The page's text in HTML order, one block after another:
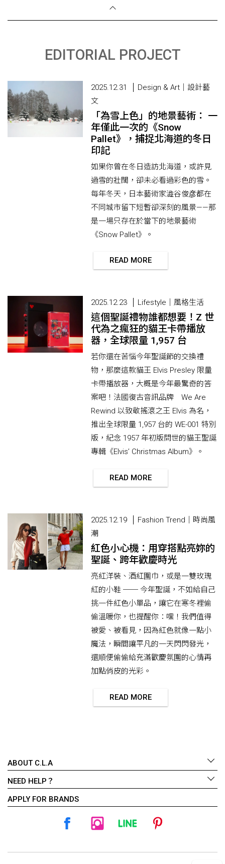
EDITORIAL PROJECT
2025.12.31
Design & Art｜設計藝
文
「為雪上色」的地景藝術： 一
年僅此一次的《Snow
Pallet》，捕捉北海道的冬日
印記
如果你曾在冬日造訪北海道，或許見
過雪的壯闊，卻未必看過彩色的雪。
每年冬天，日本藝術家澁谷俊彦都在
不同城市留下短暫卻深刻的風景——那
是一場只存在於當下的地景藝術
《Snow Pallet》。
READ MORE
2025.12.23 Lifestyle｜風格生活
這個聖誕禮物誰都想要！Z 世
代為之瘋狂的貓王卡帶播放
器，全球限量 1,957 台
若你還在苦惱今年聖誕節的交換禮
物，那麼這款貓王 Elvis Presley 限量
卡帶播放器，大概是今年最驚奇的答
案吧！法國復古音訊品牌 We Are
Rewind 以致敬搖滾之王 Elvis 為名，
推出全球限量 1,957 台的 WE-001 特別
版，紀念 1957 年初版問世的貓王聖誕
專輯《Elvis’ Christmas Album》。
READ MORE
2025.12.19
Fashion Trend｜時尚風
潮
紅色小心機：用穿搭點亮妳的
聖誕、跨年歡慶時光
亮紅洋裝、酒紅圍巾，或是一雙玫瑰
紅的小鞋 ── 今年聖誕，不如給自己
挑一件紅色小單品，讓它在寒冬裡偷
偷溫暖你，也提醒你：嘿！我們值得
被愛、被看見，因為紅色就像一點小
魔法，瞬間讓平凡的一天閃閃發光，
還順便偷偷給充滿歡慶氛圍的心情再
加點俏皮的光彩。
READ MORE
ABOUT C.L.A
NEED HELP？
APPLY FOR BRANDS